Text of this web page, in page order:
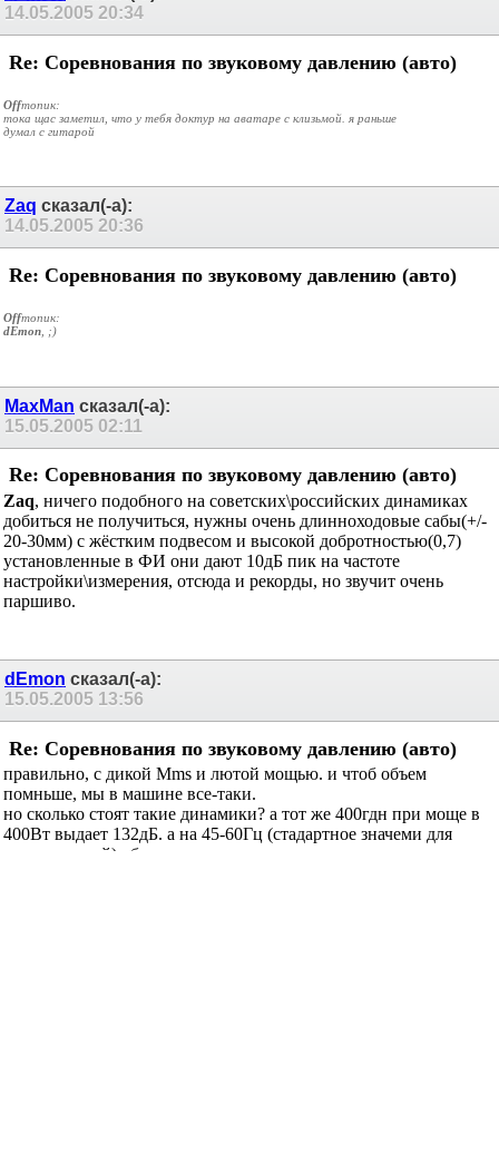
14.05.2005 20:34
Re: Соревнования по звуковому давлению (авто)
Offтопик:
тока щас заметил, что у тебя доктур на аватаре с клизьмой. я раньше
думал с гитарой
Zaq сказал(-а):
14.05.2005 20:36
Re: Соревнования по звуковому давлению (авто)
Offтопик:
dEmon, ;)
MaxMan сказал(-а):
15.05.2005 02:11
Re: Соревнования по звуковому давлению (авто)
Zaq, ничего подобного на советских\российских динамиках
добиться не получиться, нужны очень длинноходовые сабы(+/-
20-30мм) с жёстким подвесом и высокой добротностью(0,7)
установленные в ФИ они дают 10дБ пик на частоте
настройки\измерения, отсюда и рекорды, но звучит очень
паршиво.
dEmon сказал(-а):
15.05.2005 13:56
Re: Соревнования по звуковому давлению (авто)
правильно, с дикой Mms и лютой мощью. и чтоб объем
помньше, мы в машине все-таки.
но сколько стоят такие динамики? а тот же 400гдн при моще в
400Вт выдает 132дБ. а на 45-60Гц (стадартное значеми для
соревнований) объемного смещения должно хватить.